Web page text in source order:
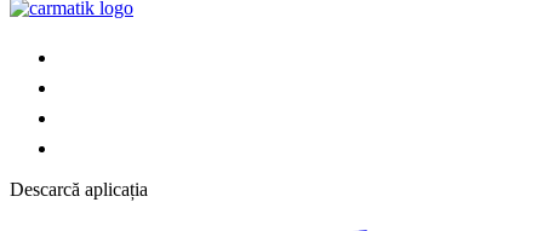
Descarcă aplicația